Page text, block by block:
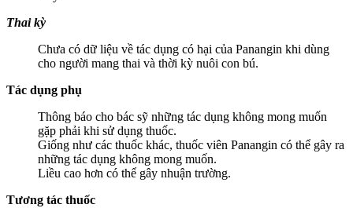
Thai kỳ
Chưa có dữ liệu về tác dụng có hại của Panangin khi dùng
cho người mang thai và thời kỳ nuôi con bú.
Tác dụng phụ
Thông báo cho bác sỹ những tác dụng không mong muốn
gặp phải khi sử dụng thuốc.
Giống như các thuốc khác, thuốc viên Panangin có thể gây ra
những tác dụng không mong muốn.
Liều cao hơn có thể gây nhuận trường.
Tương tác thuốc